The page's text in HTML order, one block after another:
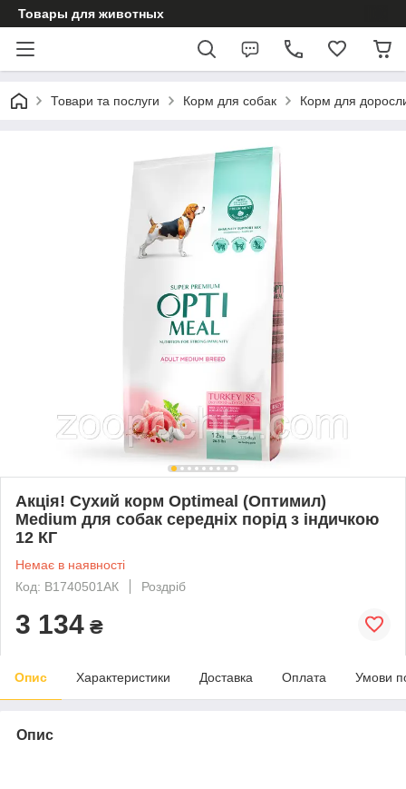
Товары для животных
Товари та послуги Корм для собак Корм для
Акція! Сухий корм Optimeal (Оптимил)
Medium для собак середніх порід з індичкою
12 КГ
Немає в наявності
Код: B1740501АК
Роздріб
3 134 ₴
Опис Характеристики Доставка Оплата Умови
Опис